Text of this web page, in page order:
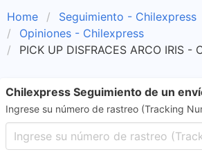
Home
Seguimiento - Chilexpress
Opiniones - Chilexpress
PICK UP DISFRACES ARCO IRIS -
Chilexpress Seguimiento de un
Ingrese su número de rastreo (Tracking